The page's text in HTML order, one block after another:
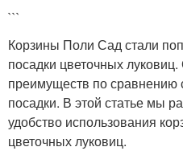
```
Корзины Поли Сад стали
посадки цветочных
преимуществ по
посадки. В этой статье мы
удобство использования
цветочных луковиц.